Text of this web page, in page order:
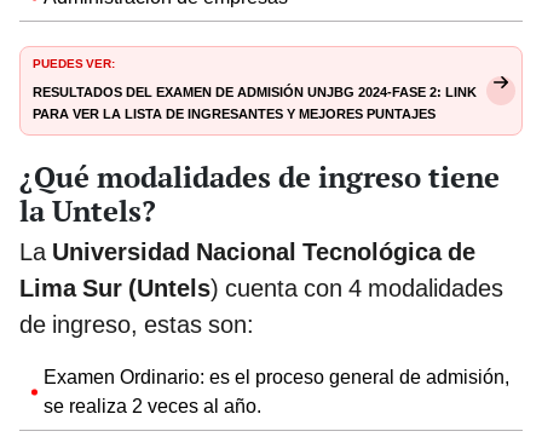
PUEDES VER:
Resultados del examen de admisión UNJBG 2024-FASE 2: LINK
para ver la lista de ingresantes y mejores puntajes
¿Qué modalidades de ingreso tiene
la Untels?
La Universidad Nacional Tecnológica de
Lima Sur (Untels) cuenta con 4 modalidades
de ingreso, estas son:
Examen Ordinario: es el proceso general de admisión,
se realiza 2 veces al año.